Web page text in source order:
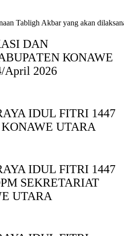
Tabligh Akbar yang akan
DAN
ΚΟNAWE
April 2026
IDUL FITRI 1447
UTARA
IDUL FITRI 1447
SEKRETARIAT
UTARA